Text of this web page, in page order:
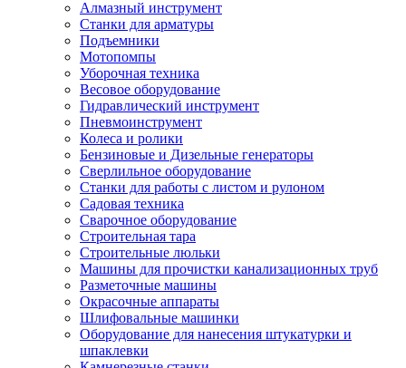
Алмазный инструмент
Станки для арматуры
Подъемники
Мотопомпы
Уборочная техника
Весовое оборудование
Гидравлический инструмент
Пневмоинструмент
Колеса и ролики
Бензиновые и Дизельные генераторы
Сверлильное оборудование
Станки для работы с листом и рулоном
Садовая техника
Сварочное оборудование
Строительная тара
Строительные люльки
Машины для прочистки канализационных труб
Разметочные машины
Окрасочные аппараты
Шлифовальные машинки
Оборудование для нанесения штукатурки и
шпаклевки